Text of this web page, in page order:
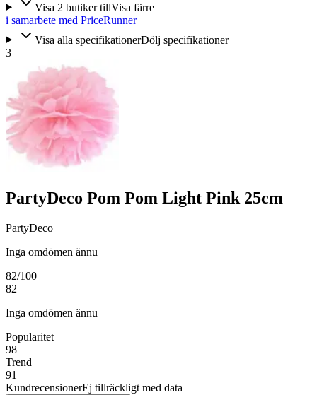
Visa 2 butiker tillVisa färre
i samarbete med PriceRunner
Visa alla specifikationerDölj specifikationer
3
PartyDeco Pom Pom Light Pink 25cm
PartyDeco
Inga omdömen ännu
82/100
82
Inga omdömen ännu
Popularitet
98
Trend
91
KundrecensionerEj tillräckligt med data